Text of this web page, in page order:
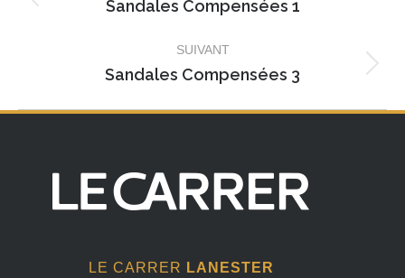
Album
:
Sandales Compensées 1
SUIVANT
Album
Sandales Compensées 3
LE CARRER LANESTER